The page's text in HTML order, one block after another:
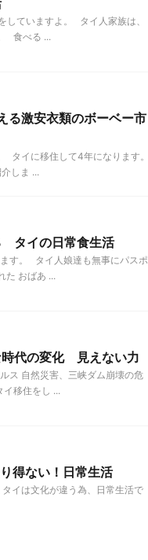
ていますよ。 タイ人家族は、
食べる ...
る激安衣類のボーベー市
タイに移住して4年になります。
しま ...
タイの日常食生活
す。 タイ人娘達も無事にパスポ
た おばあ ...
代の変化 見えない力
ス 自然災害、三峡ダム崩壊の危
移住をし ...
得ない！日常生活
イは文化が違う為、日常生活で